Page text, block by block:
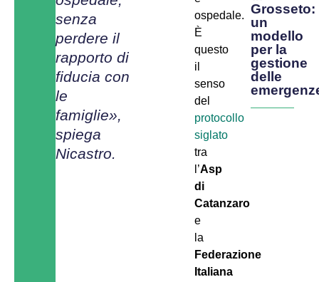
senza
perdere il
rapporto di
fiducia con
le
famiglie»,
spiega
Nicastro.
ospedale.
È
questo
il
senso
del
protocollo
siglato
tra
l’Asp
di
Catanzaro
e
la
Federazione
Italiana
Grosseto:
un
modello
per la
gestione
delle